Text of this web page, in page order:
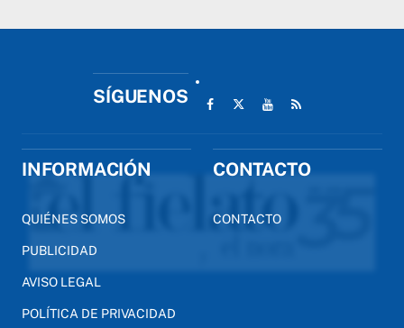
SÍGUENOS
INFORMACIÓN
QUIÉNES SOMOS
PUBLICIDAD
AVISO LEGAL
POLÍTICA DE PRIVACIDAD
CONTACTO
CONTACTO